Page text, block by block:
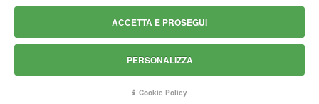
ACCETTA E PROSEGUI
PERSONALIZZA
Cookie Policy